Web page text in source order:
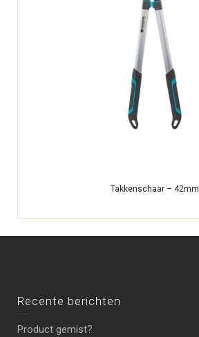
Takkenschaar – 42mm
Recente berichten
Product gemist?